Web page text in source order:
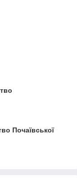
Почаївської